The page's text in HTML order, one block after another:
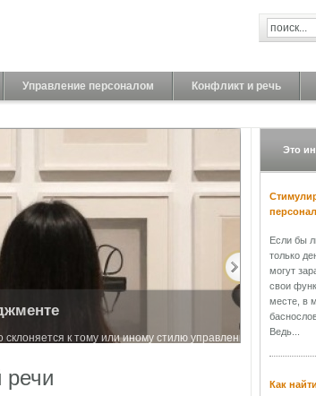
Управление персоналом Конфликт и речь
к тому или иному стилю управления. В
Это
Если бы
только
могут
свои
месте, в
Ведь...
Как